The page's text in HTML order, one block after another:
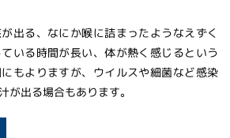
出る、なにか喉に詰まったようなえずく
いる時間が長い、体が熱く感じるという
もよりますが、ウイルスや細菌など感染
が出る場合もあります。